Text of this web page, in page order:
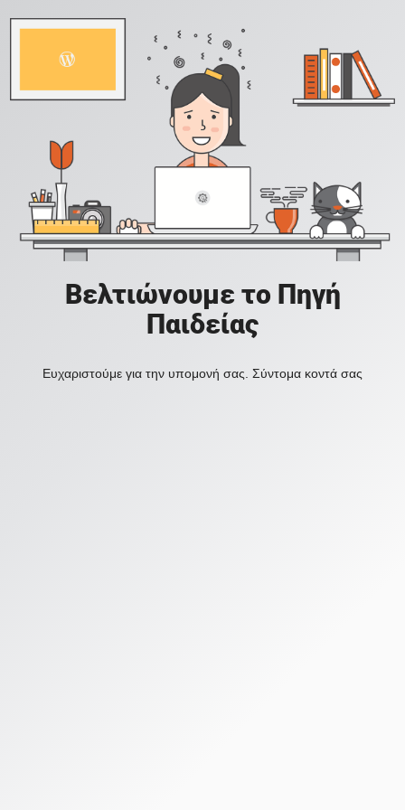
Βελτιώνουμε το Πηγή
Παιδείας
Ευχαριστούμε για την υπομονή σας. Σύντομα κοντά σας